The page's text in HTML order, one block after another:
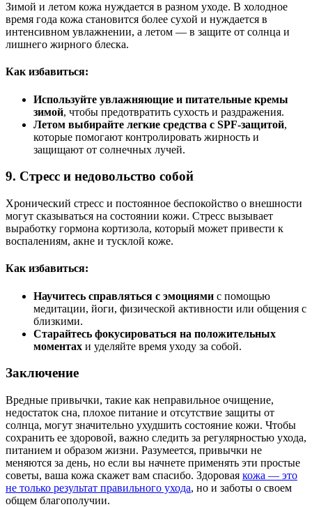
Зимой и летом кожа нуждается в разном уходе. В холодное
время года кожа становится более сухой и нуждается в
интенсивном увлажнении, а летом — в защите от солнца и
лишнего жирного блеска.
Как избавиться:
Используйте увлажняющие и питательные кремы
зимой, чтобы предотвратить сухость и раздражения.
Летом выбирайте легкие средства с SPF-защитой,
которые помогают контролировать жирность и
защищают от солнечных лучей.
9. Стресс и недовольство собой
Хронический стресс и постоянное беспокойство о внешности
могут сказываться на состоянии кожи. Стресс вызывает
выработку гормона кортизола, который может привести к
воспалениям, акне и тусклой коже.
Как избавиться:
Научитесь справляться с эмоциями с помощью
медитации, йоги, физической активности или общения с
близкими.
Старайтесь фокусироваться на положительных
моментах и уделяйте время уходу за собой.
Заключение
Вредные привычки, такие как неправильное очищение,
недостаток сна, плохое питание и отсутствие защиты от
солнца, могут значительно ухудшить состояние кожи. Чтобы
сохранить ее здоровой, важно следить за регулярностью ухода,
питанием и образом жизни. Разумеется, привычки не
меняются за день, но если вы начнете применять эти простые
советы, ваша кожа скажет вам спасибо. Здоровая кожа — это
не только результат правильного ухода, но и заботы о своем
общем благополучии.